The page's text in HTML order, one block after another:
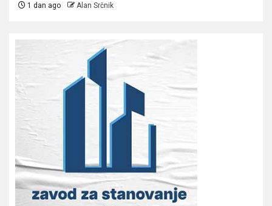
1 dan ago Alan Srčnik